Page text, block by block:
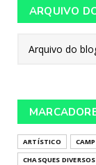
ARQUIVO
ARTÍSTICO
CHASQUES DIVERSOS